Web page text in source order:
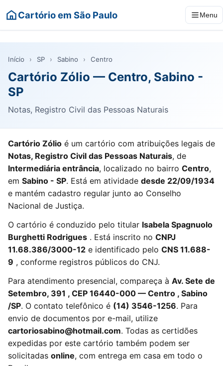
Cartório em São Paulo Menu
Início › SP › Sabino › Centro
Cartório Zólio — Centro, Sabino -
SP
Notas, Registro Civil das Pessoas Naturais
Cartório Zólio é um cartório com atribuições legais de
Notas, Registro Civil das Pessoas Naturais, de
Intermediária entrância, localizado no bairro Centro,
em Sabino - SP. Está em atividade desde 22/09/1934
e mantém cadastro regular junto ao Conselho
Nacional de Justiça.
O cartório é conduzido pelo titular Isabela Spagnuolo
Burghetti Rodrigues . Está inscrito no CNPJ
11.68.386/3000-12 e identificado pelo CNS 11.688-
9 , conforme registros públicos do CNJ.
Para atendimento presencial, compareça à Av. Sete de
Setembro, 391 , CEP 16440-000 — Centro , Sabino
/SP. O contato telefônico é (14) 3546-1256. Para
envio de documentos por e-mail, utilize
cartoriosabino@hotmail.com. Todas as certidões
expedidas por este cartório também podem ser
solicitadas online, com entrega em casa em todo o